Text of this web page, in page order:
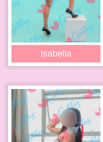
Isabella